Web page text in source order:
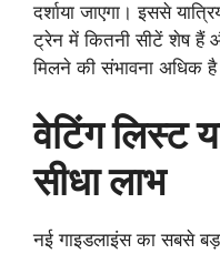
दर्शाया जाएगा। इससे
ट्रेन में कितनी सीटें शेष हैं
मिलने की संभावना अधिक
वेटिंग लिस्ट
सीधा लाभ
नई गाइडलाइंस का सबसे